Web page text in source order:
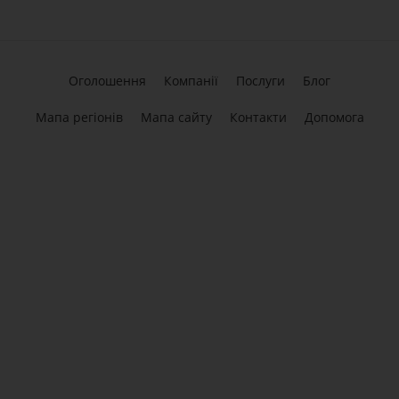
Оголошення Компанії Послуги Блог
Мапа регіонів Мапа сайту Контакти Допомога